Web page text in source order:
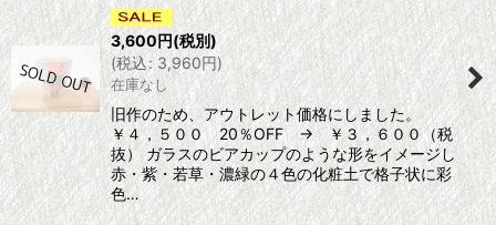
3,600円(税別)
(税込: 3,960円)
在庫なし
旧作のため、アウトレット価格にしました。
￥４，５００ 20％OFF → ￥３，６００（税
抜） ガラスのビアカップのような形をイメージし
赤・紫・若草・濃緑の４色の化粧土で格子状に彩
色…